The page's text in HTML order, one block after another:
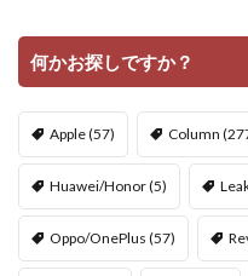
何かお探しですか？
Apple(57) Column
Huawei/Honor(5)
Oppo/OnePlus (57)